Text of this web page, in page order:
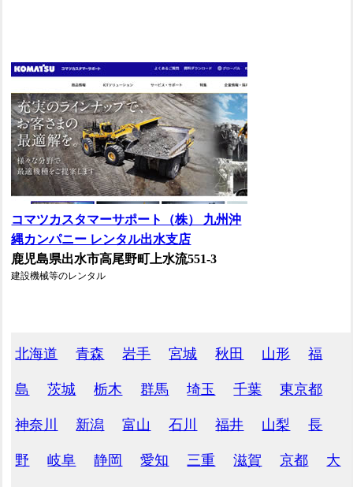
コマツカスタマーサポート（株） 九州沖
縄カンパニー レンタル出水支店
鹿児島県出水市高尾野町上水流551-3
建設機械等のレンタル
北海道 青森 岩手 宮城 秋田 山形 福
島 茨城 栃木 群馬 埼玉 千葉 東京都
神奈川 新潟 富山 石川 福井 山梨 長
野 岐阜 静岡 愛知 三重 滋賀 京都 大